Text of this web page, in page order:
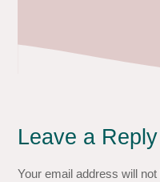
Leave a Reply
Your email address will not